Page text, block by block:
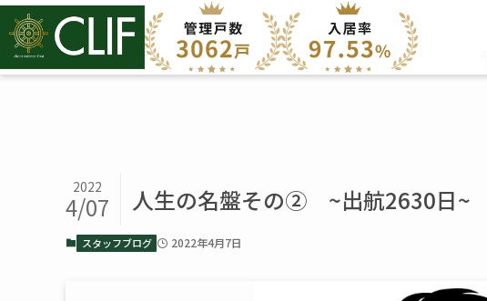
人生の名盤その② ~出航2630日~
2022
4/07
スタッフブログ 2022年4月7日